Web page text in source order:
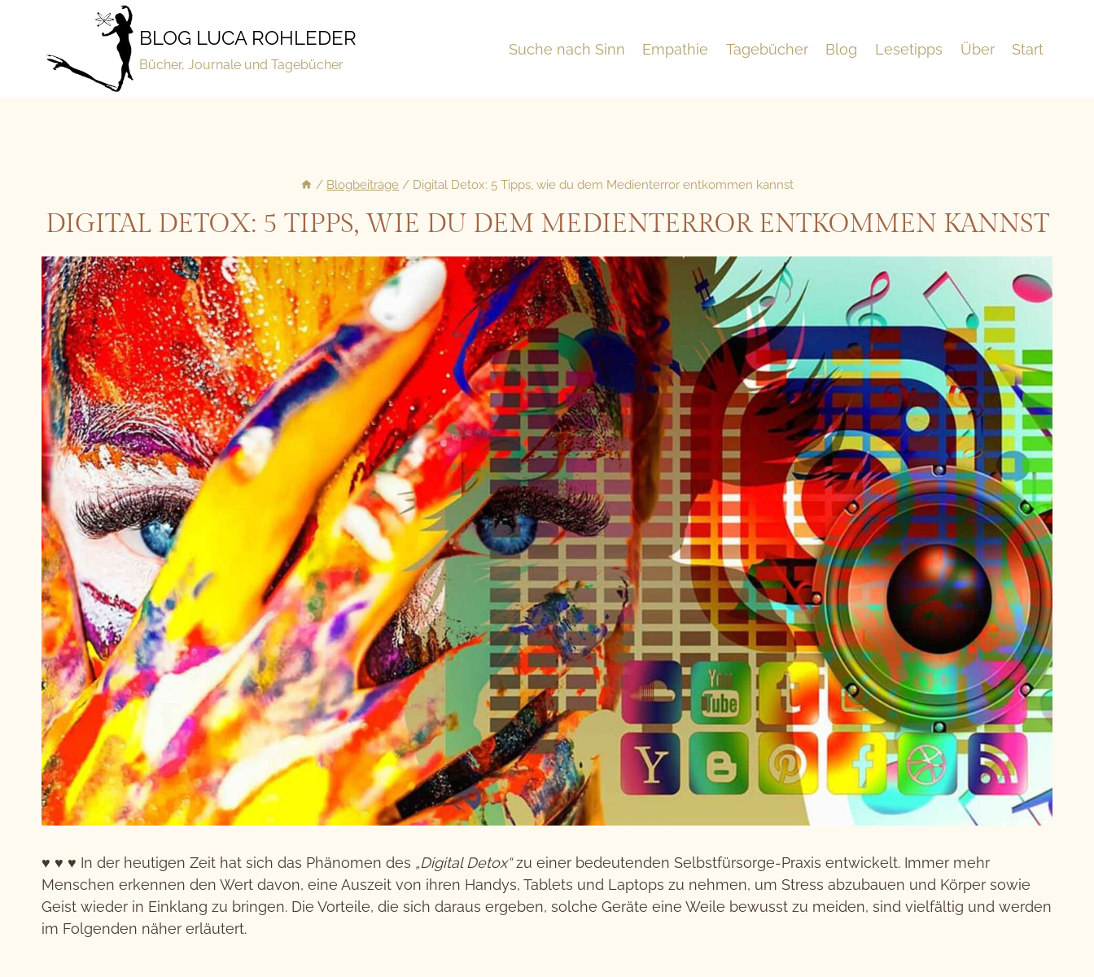
springen
BLOG LUCA ROHLEDER
Bücher, Journale und Tagebücher
Suche nach Sinn Empathie Tagebücher Blog Lesetipps Über Start
/ Blogbeiträge / Digital Detox: 5 Tipps, wie du dem Medienterror entkommen kannst
DIGITAL DETOX: 5 TIPPS, WIE DU DEM MEDIENTERROR ENTKOMMEN KANNST
♥ ♥ ♥ In der heutigen Zeit hat sich das Phänomen des „Digital Detox“zu einer bedeutenden Selbstfürsorge-Praxis entwickelt. Immer mehr
Menschen erkennen den Wert davon, eine Auszeit von ihren Handys, Tablets und Laptops zu nehmen, um Stress abzubauen und Körper sowie
Geist wieder in Einklang zu bringen. Die Vorteile, die sich daraus ergeben, solche Geräte eine Weile bewusst zu meiden, sind vielfältig und werden
im Folgenden näher erläutert.